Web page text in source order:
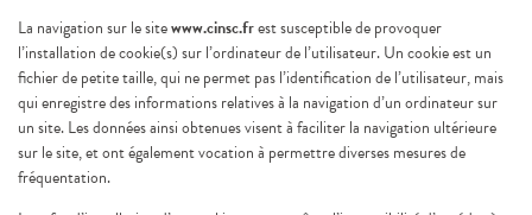
La navigation sur le sitewww.cinsc.frest susceptible de provoquer
l’installation de cookie(s) sur l’ordinateur de l’utilisateur. Un cookie est un
fichier de petite taille, qui ne permet pas l’identification de l’utilisateur, mais
qui enregistre des informations relatives à la navigation d’un ordinateur sur
un site. Les données ainsi obtenues visent à faciliter la navigation ultérieure
sur le site, et ont également vocation à permettre diverses mesures de
fréquentation.